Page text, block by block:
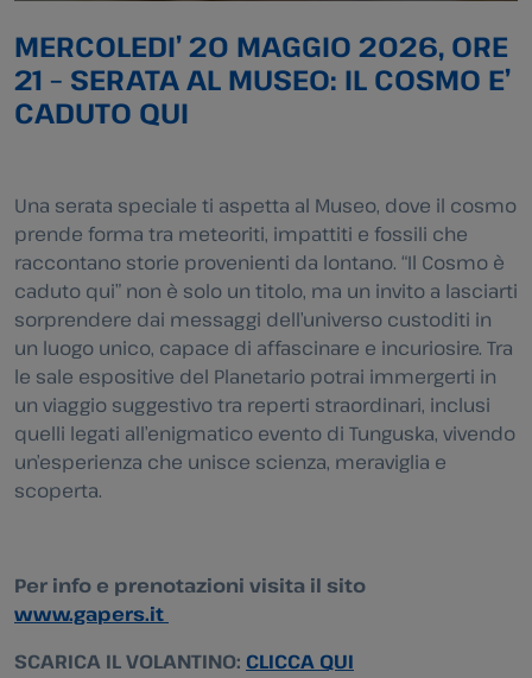
MERCOLEDI’ 20 MAGGIO 2026, ORE
21 – SERATA AL MUSEO: IL COSMO E’
CADUTO QUI
Una serata speciale ti aspetta al Museo, dove il cosmo
prende forma tra meteoriti, impattiti e fossili che
raccontano storie provenienti da lontano. “Il Cosmo è
caduto qui” non è solo un titolo, ma un invito a lasciarti
sorprendere dai messaggi dell’universo custoditi in
un luogo unico, capace di affascinare e incuriosire. Tra
le sale espositive del Planetario potrai immergerti in
un viaggio suggestivo tra reperti straordinari, inclusi
quelli legati all’enigmatico evento di Tunguska, vivendo
un’esperienza che unisce scienza, meraviglia e
scoperta.
Per info e prenotazioni visita il sito
www.gapers.it
SCARICA IL VOLANTINO: CLICCA QUI